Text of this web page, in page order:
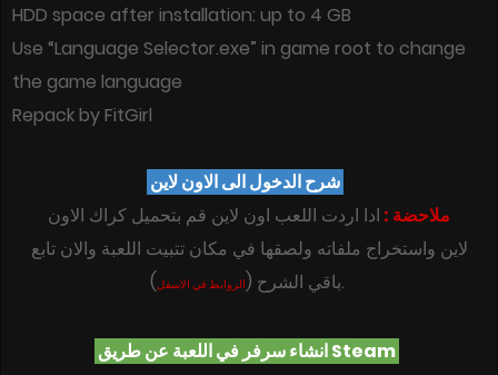
HDD space after installation: up to 4 GB
Use “Language Selector.exe” in game root to change
the game language
Repack by FitGirl
شرح الدخول الى الاون لاين
ملاحضة : ادا اردت اللعب اون لاين قم بتحميل كراك الاون
لاين واستخراج ملفاته ولصقها في مكان تتبيت اللعبة والان تابع
باقي الشرح (الروابط في الاسفل) .
انشاء سرفر في اللعبة عن طريق Steam